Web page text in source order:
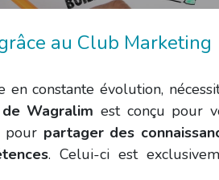
au Club Marketing
constante évolution,
Wagralim est conçu pour
pour partager des
. Celui-ci est